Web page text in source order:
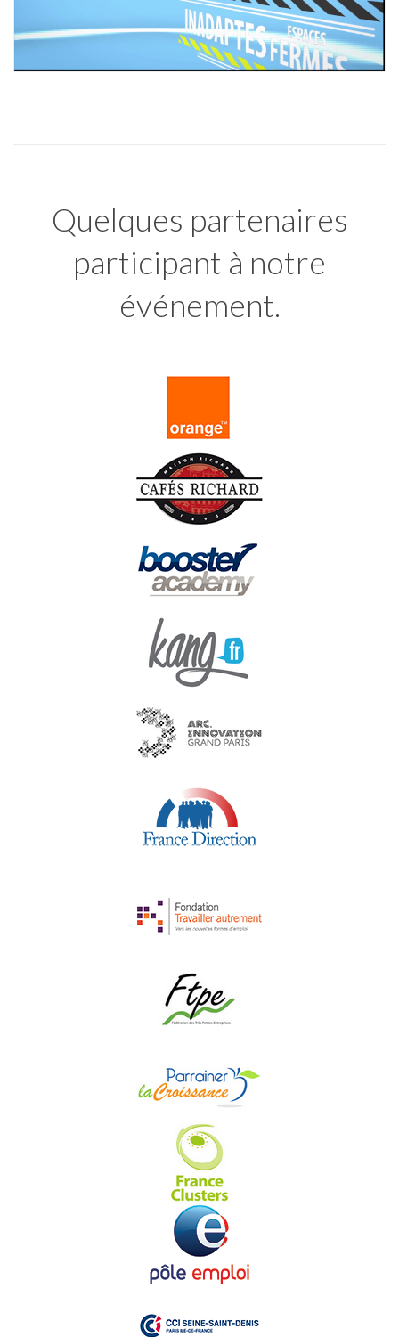
Quelques partenaires
participant à notre
événement.